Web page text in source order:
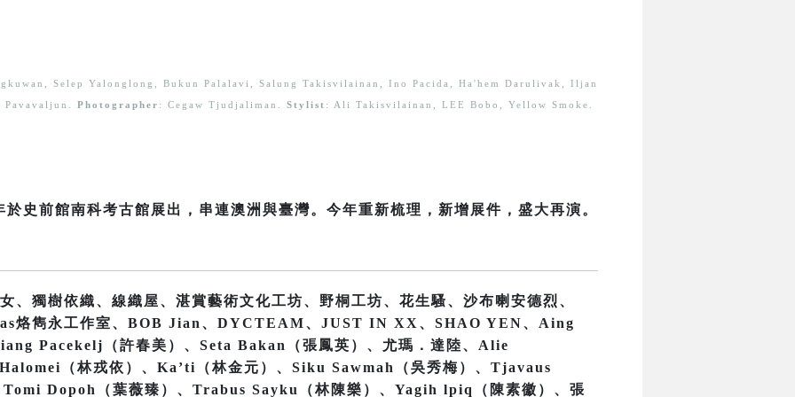
Selep Yalonglong, Bukun Palalavi, Salung Takisvilainan, Ino Pacida, Ha'hem Darulivak, Iljan
Pavavaljun. Photographer : Cegaw Tjudjaliman. Stylist : Ali Takisvilainan, LEE Bobo, Yellow Smoke.
史前館南科考古館展出，串連澳洲與臺灣。今年重新梳理，新增展件，盛大再演。
、獨樹依織、線織屋、湛賞藝術文化工坊、野桐工坊、花生騷、沙布喇安德烈、
烙雋永工作室、BOB Jian、DYCTEAM、JUST IN XX、SHAO YEN、Aing
Pacekelj（許春美）、Seta Bakan（張鳳英）、尤瑪．達陸、Alie
（林戎依）、Ka’ti（林金元）、Siku Sawmah（吳秀梅）、Tjavaus
Dopoh（葉薇臻）、Trabus Sayku（林陳樂）、Yagih lpiq（陳素徽）、張